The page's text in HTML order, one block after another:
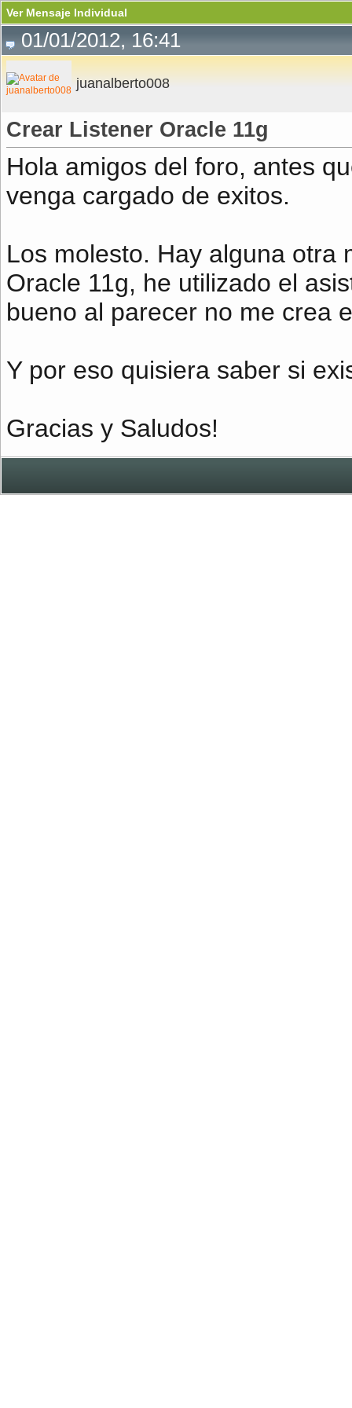
Ver Mensaje Individual
01/01/2012, 16:41
juanalberto008
Crear Listener Oracle 11g
Hola amigos del foro, antes
venga cargado de exitos.
Los molesto. Hay alguna otra
Oracle 11g, he utilizado el
bueno al parecer no me crea
Y por eso quisiera saber si
Gracias y Saludos!